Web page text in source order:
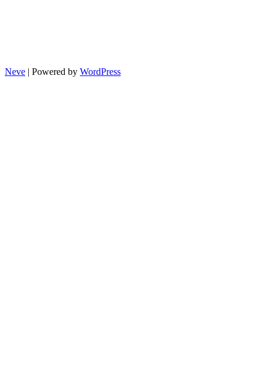
Neve | Powered by WordPress